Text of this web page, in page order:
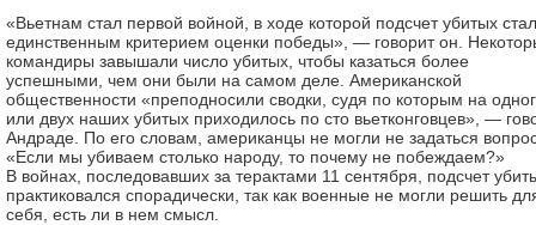
«Вьетнам стал первой войной, в ходе которой подсчет убитых стал
единственным критерием оценки победы», — говорит он.
командиры завышали число убитых, чтобы казаться более
успешными, чем они были на самом деле. Американской
общественности «преподносили сводки, судя по которым на
или двух наших убитых приходилось по сто вьетконговцев», —
Андраде. По его словам, американцы не могли не задаться
«Если мы убиваем столько народу, то почему не побеждаем?»
В войнах, последовавших за терактами 11 сентября, подсчет
практиковался спорадически, так как военные не могли решить
себя, есть ли в нем смысл.